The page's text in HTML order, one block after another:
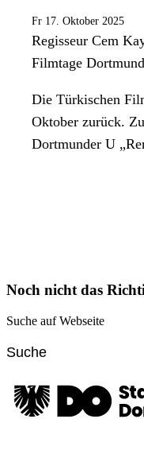
Fr 17. Oktober 2025
Regisseur Cem
Filmtage Dortmund
Die Türkischen
Oktober zurück.
Dortmunder U
Noch nicht das
Suche auf Webseite